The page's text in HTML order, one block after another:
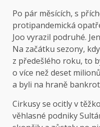
Po pár měsících, s
protipandemická
Joo vyrazil podruhé.
Na začátku sezony,
z předešlého roku, to
o více než deset
a byli na hraně
Cirkusy se ocitly v
věhlasné podniky